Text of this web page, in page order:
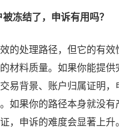
冻结了，申诉有用吗？
的处理路径，但它的有
材料质量。如果你能提供
易背景、账户归属证明，
如果你的路径本身就没
，申诉的难度会显著上升